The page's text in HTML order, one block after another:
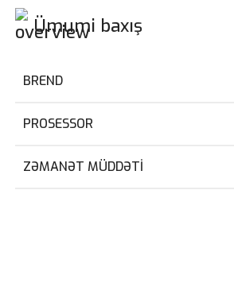
Ümumi baxış
BREND
PROSESSOR
ZƏMANƏT MÜDDƏTI